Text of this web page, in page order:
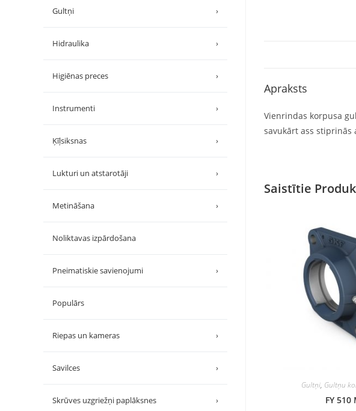
Apraksts
Vienrindas korpusa
savukārt ass stiprinās
Saistītie
Gultņi, Gultņu
FY 510
Gultņi ›
Hidraulika ›
Higiēnas preces ›
Instrumenti ›
Ķīļsiksnas ›
Lukturi un atstarotāji ›
Metināšana ›
Noliktavas izpārdošana
Pneimatiskie savienojumi ›
Populārs
Riepas un kameras ›
Savilces ›
Skrūves uzgriežņi paplāksnes ›